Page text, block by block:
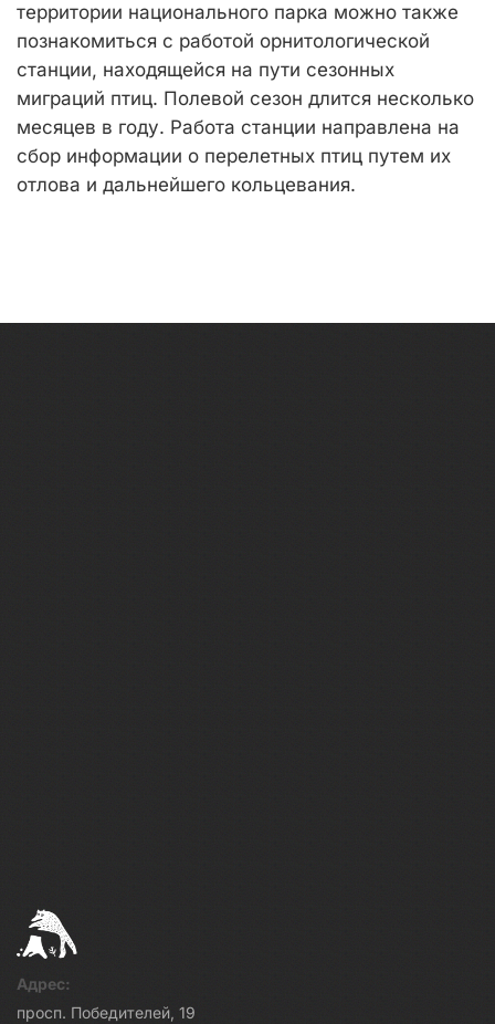
территории национального парка можно также
познакомиться с работой орнитологической
станции, находящейся на пути сезонных
миграций птиц. Полевой сезон длится несколько
месяцев в году. Работа станции направлена на
сбор информации о перелетных птиц путем их
отлова и дальнейшего кольцевания.
Адрес:
просп. Победителей, 19